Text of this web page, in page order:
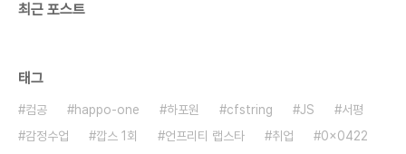
최근 포스트
태그
컴공 happo-one 하포원 cfstring JS
서평
감정수업
깝스 1회 언프리티 랩스타 취업
0x0422